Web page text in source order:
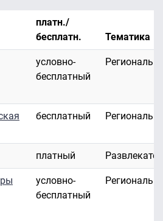
платн./
бесплатн.
Тематика
условно-
бесплатный
бесплатный
платный
условно-
бесплатный